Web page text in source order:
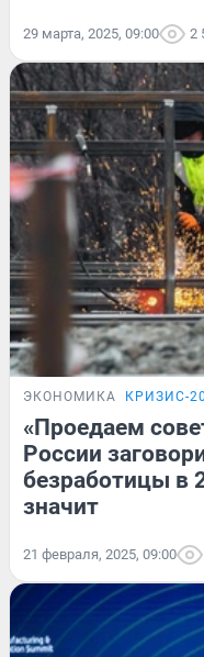
29 марта, 2025, 09:00 2
ЭКОНОМИКА КРИЗИС-
«Проедаем
России
безработицы в
значит
21 февраля, 2025, 09:00